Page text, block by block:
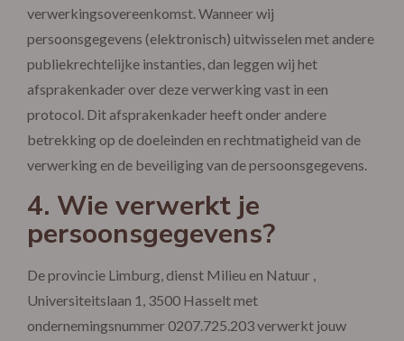
verwerkingsovereenkomst. Wanneer wij
persoonsgegevens (elektronisch) uitwisselen met andere
publiekrechtelijke instanties, dan leggen wij het
afsprakenkader over deze verwerking vast in een
protocol. Dit afsprakenkader heeft onder andere
betrekking op de doeleinden en rechtmatigheid van de
verwerking en de beveiliging van de persoonsgegevens.
4. Wie verwerkt je
persoonsgegevens?
De provincie Limburg, dienst Milieu en Natuur ,
Universiteitslaan 1, 3500 Hasselt met
ondernemingsnummer 0207.725.203 verwerkt jouw